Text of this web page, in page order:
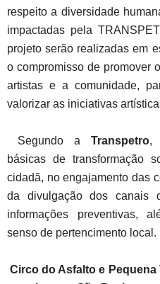
respeito a diversidade
impactadas pela
projeto serão realizadas em
o compromisso de promover
artistas e a comunidade,
valorizar as iniciativas
Segundo a Transpetro,
básicas de transformação
cidadã, no engajamento das
da divulgação dos canais
informações preventivas,
senso de pertencimento local.
Circo do Asfalto e